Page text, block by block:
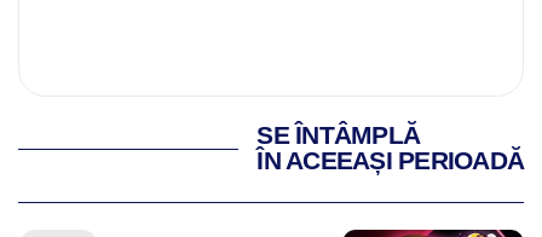
SE ÎNTÂMPLĂ
ÎN ACEEAȘI PERIOADĂ